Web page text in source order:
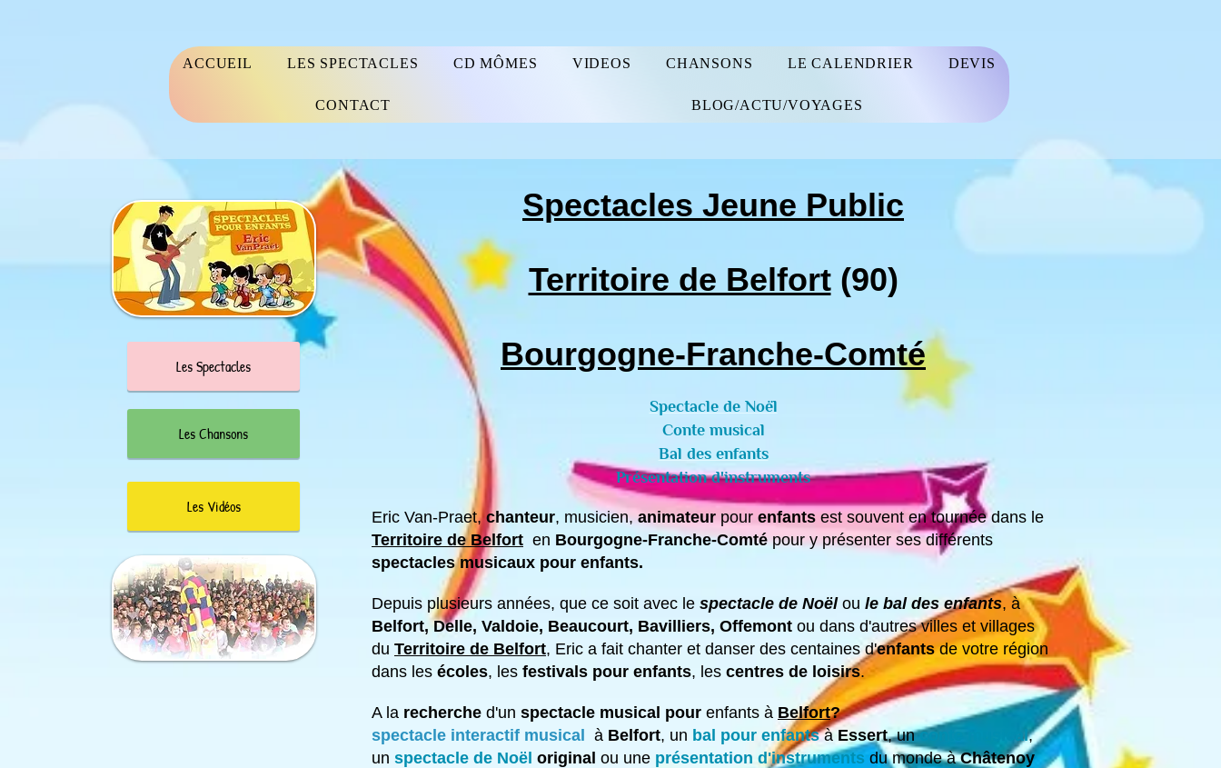
ACCUEIL LES SPECTACLES CD MÔMES VIDEOS CHANSONS LE CALENDRIER DEVIS
CONTACT BLOG/ACTU/VOYAGES
Les Spectacles
Les Chansons
Les Vidéos
Spectacles Jeune Public
Territoire de Belfort(90)
Bourgogne-Franche-Comté
Spectacle de Noël
Conte musical
Bal des enfants
Présentation d'instruments
Eric Van-Praet, chanteur, musicien,animateur pour enfants est souvent en tournée dans le
Territoire de Belfort en Bourgogne-Franche-Comtépour y présenter ses différents
spectacles musicaux pour enfants.
Depuis plusieurs années, que ce soit avec le spectacle de Noëlou le bal des enfants, à
Belfort, Delle, Valdoie, Beaucourt, Bavilliers, Offemont ou dans d'autres villes et villages
du Territoire de Belfort, Eric a fait chanter et danser des centaines d'enfantsde votre région
dans les écoles, les festivals pour enfants, les centres de loisirs.
A la recherche d'un spectacle musical pour enfants à Belfort?
spectacle interactif musical
à Belfort, un bal pour enfantsà Essert, unconte musical,
un spectacle de Noël original ou une présentation d'instruments du monde àChâtenoy